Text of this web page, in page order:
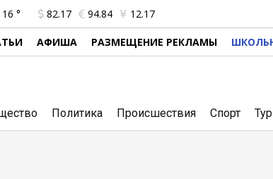
16 ° 82.17 94.84 12.17
АФИША РАЗМЕЩЕНИЕ РЕКЛАМЫ
Политика Происшествия Спорт